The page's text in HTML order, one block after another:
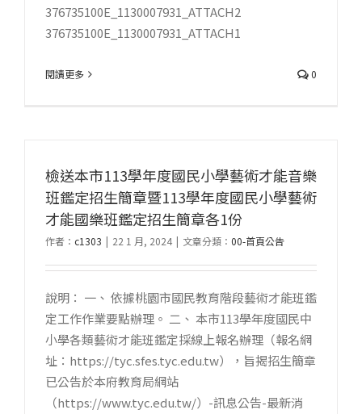
376735100E_1130007931_ATTACH2
376735100E_1130007931_ATTACH1
閱讀更多 0
檢送本市113學年度國民小學藝術才能音樂
班鑑定招生簡章暨113學年度國民小學藝術
才能國樂班鑑定招生簡章各1份
作者： c1303 | 22 1 月, 2024 | 文章分類： 00-首頁公告
說明： 一、 依據桃園市國民教育階段藝術才能班鑑
定工作作業要點辦理。 二、 本市113學年度國民中
小學各類藝術才能班鑑定採線上報名辦理（報名網
址：https://tyc.sfes.tyc.edu.tw），旨揭招生簡章
已公告於本府教育局網站
（https://www.tyc.edu.tw/）-訊息公告-最新消